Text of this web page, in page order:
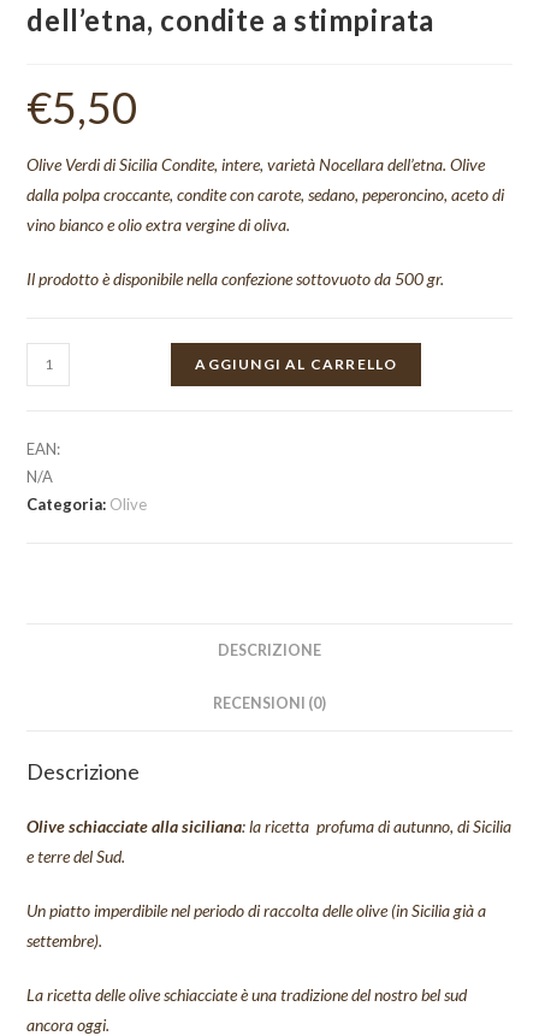
dell’etna, condite a stimpirata
€5,50
Olive Verdi di Sicilia Condite, intere, varietà Nocellara dell’etna. Olive
dalla polpa croccante, condite con carote, sedano, peperoncino, aceto di
vino bianco e olio extra vergine di oliva.
Il prodotto è disponibile nella confezione sottovuoto da 500 gr.
Olive
verdi
sicilia,
nocellara
dell'etna,
AGGIUNGI AL CARRELLO
EAN:
N/A
Categoria: Olive
DESCRIZIONE
RECENSIONI (0)
Descrizione
Olive schiacciate alla siciliana: la ricetta profuma di autunno, di Sicilia
e terre del Sud.
Un piatto imperdibile nel periodo di raccolta delle olive (in Sicilia già a
settembre).
La ricetta delle olive schiacciate è una tradizione del nostro bel sud
ancora oggi.